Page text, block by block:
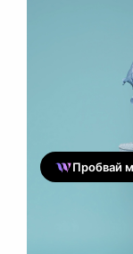
Пробвай